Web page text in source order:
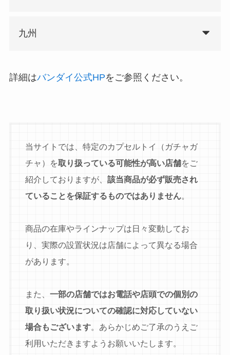
九州
詳細はバンダイ公式HPをご参照ください。
当サイトでは、特定のカプセルトイ（ガチャガ
チャ）を取り扱っている可能性が高い店舗をご
紹介しておりますが、 該当商品が必ず販売され
ていることを保証するものではありません。
商品の在庫やラインナップは日々変動してお
り、実際の設置状況は店舗によって異なる場合
があります。
また、 一部の店舗ではお電話や店頭での個別の
取り扱い状況についての確認に対応していない
場合もございます。あらかじめご了承のうえご
利用いただきますようお願いいたします。